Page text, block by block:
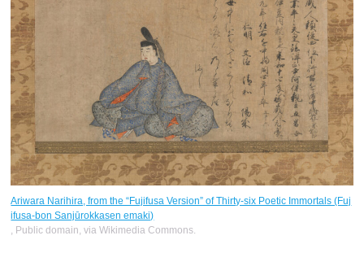
Ariwara Narihira, from the “Fujifusa Version” of Thirty-six Poetic Immortals (Fuj
ifusa-bon Sanjūrokkasen emaki)
, Public domain, via Wikimedia Commons.